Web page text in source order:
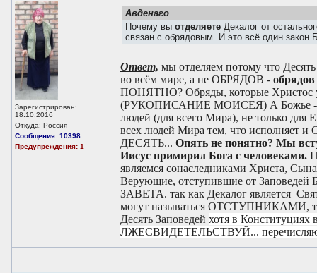
Зарегистрирован:
18.10.2016
Откуда: Россия
Сообщения: 10398
Предупреждения: 1
Авденаго
Почему вы отделяете Декалог от
связан с обрядовым. И это всё один закон
Ответ, мы отделяем потому что
во всём мире, а не ОБРЯДОВ -
ПОНЯТНО? Обряды, которые Христос
(РУКОПИСАНИЕ МОИСЕЯ) А Божье -
людей (для всего Мира), не только для
всех людей Мира тем, что исполняет и
ДЕСЯТЬ... Опять не понятно? Мы
Иисус примирил Бога с человеками.
являемся сонаследниками Христа,
Верующие, отступившие от
ЗАВЕТА. так как Декалог является
могут называться ОТСТУПНИКАМИ,
Десять Заповедей хотя в
ЛЖЕСВИДЕТЕЛЬСТВУЙ...